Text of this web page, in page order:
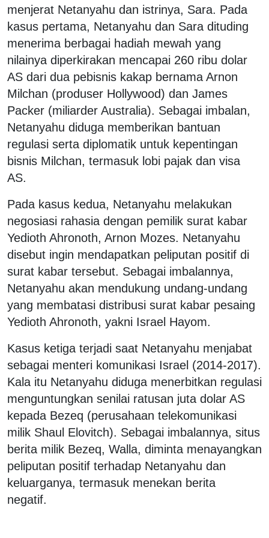
menjerat Netanyahu dan istrinya, Sara. Pada
kasus pertama, Netanyahu dan Sara dituding
menerima berbagai hadiah mewah yang
nilainya diperkirakan mencapai 260 ribu dolar
AS dari dua pebisnis kakap bernama Arnon
Milchan (produser Hollywood) dan James
Packer (miliarder Australia). Sebagai imbalan,
Netanyahu diduga memberikan bantuan
regulasi serta diplomatik untuk kepentingan
bisnis Milchan, termasuk lobi pajak dan visa
AS.
Pada kasus kedua, Netanyahu melakukan
negosiasi rahasia dengan pemilik surat kabar
Yedioth Ahronoth, Arnon Mozes. Netanyahu
disebut ingin mendapatkan peliputan positif di
surat kabar tersebut. Sebagai imbalannya,
Netanyahu akan mendukung undang-undang
yang membatasi distribusi surat kabar pesaing
Yedioth Ahronoth, yakni Israel Hayom.
Kasus ketiga terjadi saat Netanyahu menjabat
sebagai menteri komunikasi Israel (2014-2017).
Kala itu Netanyahu diduga menerbitkan regulasi
menguntungkan senilai ratusan juta dolar AS
kepada Bezeq (perusahaan telekomunikasi
milik Shaul Elovitch). Sebagai imbalannya, situs
berita milik Bezeq, Walla, diminta menayangkan
peliputan positif terhadap Netanyahu dan
keluarganya, termasuk menekan berita
negatif.